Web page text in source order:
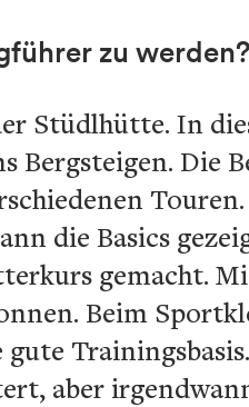
zu werden?
Stüdlhütte. In
Bergsteigen. Die
die Basics
gemacht.
Beim
aber